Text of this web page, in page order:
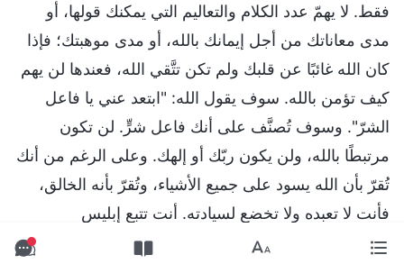
فقط. لا يهمّ عدد الكلام والتعاليم التي يمكنك قولها، أو
مدى معاناتك من أجل إيمانك بالله، أو مدى موهبتك؛ فإذا
كان الله غائبًا عن قلبك ولم تكن تتَّقي الله، فعندها لن يهم
كيف تؤمن بالله. سوف يقول الله: "ابتعد عني يا فاعل
الشرّ". وسوف تُصنَّف على أنك فاعل شرٍّ. لن تكون
مرتبطًا بالله، ولن يكون ربّك أو إلهك. وعلى الرغم من أنك
تُقرّ بأن الله يسود على جميع الأشياء، وتُقرّ بأنه الخالق،
فأنت لا تعبده ولا تخضع لسيادته. أنت تتبع إبليس
والشياطين؛ وحده الشيطان ووحدهم الأبالسة هم أربابك.